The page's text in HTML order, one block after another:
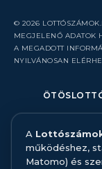
© 2026
MEGJELENŐ ADATOK
A MEGADOTT
NYILVÁNOSAN
RÓLUNK
KAPCSOLAT
HIBABEJELENTÉS
A
működéshez,
Matomo) és